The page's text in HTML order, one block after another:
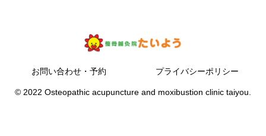
お問い合わせ・予約 プライバシーポリシー
© 2022 Osteopathic acupuncture and moxibustion clinic taiyou.